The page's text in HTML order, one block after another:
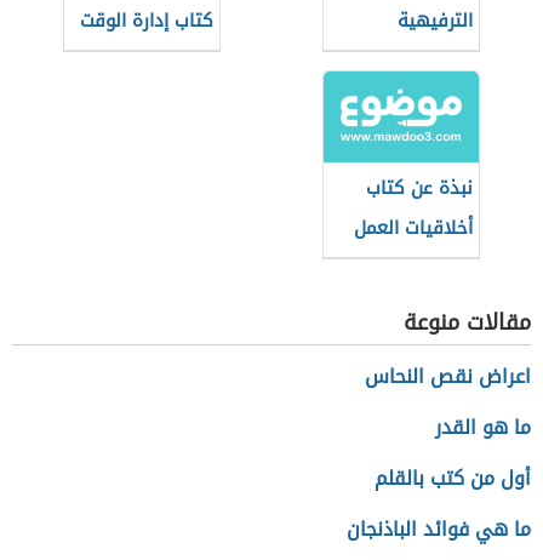
الترفيهية
للأطفال
كتاب إدارة الوقت
لطارق سويدان
نبذة عن كتاب
أخلاقيات العمل
والمسؤولية
الاجتماعية
مقالات منوعة
اعراض نقص النحاس
ما هو القدر
أول من كتب بالقلم
ما هي فوائد الباذنجان